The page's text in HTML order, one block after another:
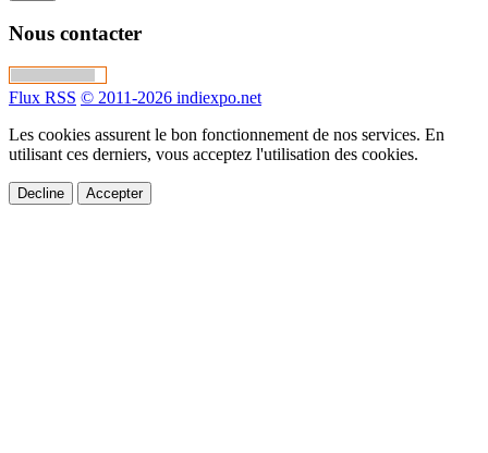
Nous contacter
Flux RSS © 2011-2026 indiexpo.net
Les cookies assurent le bon fonctionnement de nos services. En
utilisant ces derniers, vous acceptez l'utilisation des cookies.
Decline Accepter